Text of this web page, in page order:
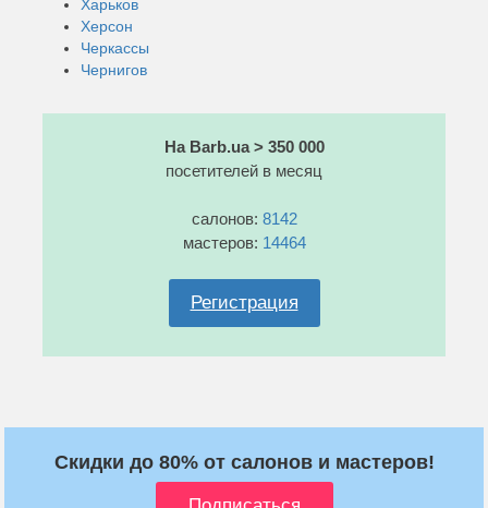
Харьков
Херсон
Черкассы
Чернигов
На Barb.ua > 350 000
посетителей в месяц
салонов: 8142
мастеров: 14464
Регистрация
Скидки до 80% от салонов и мастеров!